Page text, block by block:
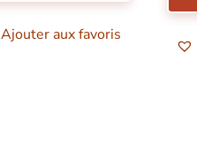
Ajouter aux favoris